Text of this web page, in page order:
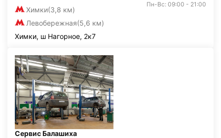
Химки(3,8 км)
Левобережная(5,6 км)
Пн-Вс: 09:00 - 21:00
Химки, ш Нагорное, 2к7
Сервис Балашиха